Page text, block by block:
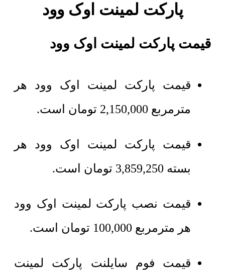
پارکت لمینت اوک وود
قیمت پارکت لمینت اوک وود
قیمت پارکت لمینت اوک وود هر
مترمربع 2,150,000 تومان است.
قیمت پارکت لمینت اوک وود هر
بسته 3,859,250 تومان است.
قیمت نصب پارکت لمینت اوک وود
هر مترمربع 100,000 تومان است.
قیمت فوم سایلنت پارکت لمینت